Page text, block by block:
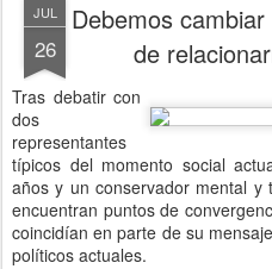
JUL
26
Debemos
de
Tras debatir con
dos
representantes
típicos del momento social
años y un conservador mental
encuentran puntos de
coincidían en parte de su
políticos actuales.